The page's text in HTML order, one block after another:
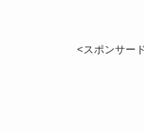
<スポンサー